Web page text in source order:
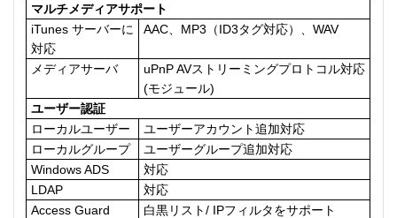
マルチメディアサポート
iTunes サーバーに
対応
AAC、MP3（ID3タグ対応）、WAV
メディアサーバ
uPnP AVストリーミングプロトコル対応
(モジュール)
ユーザー認証
ローカルユーザー
ユーザーアカウント追加対応
ローカルグループ
ユーザーグループ追加対応
Windows ADS
対応
LDAP
対応
Access Guard
白黒リスト/ IPフィルタをサポート